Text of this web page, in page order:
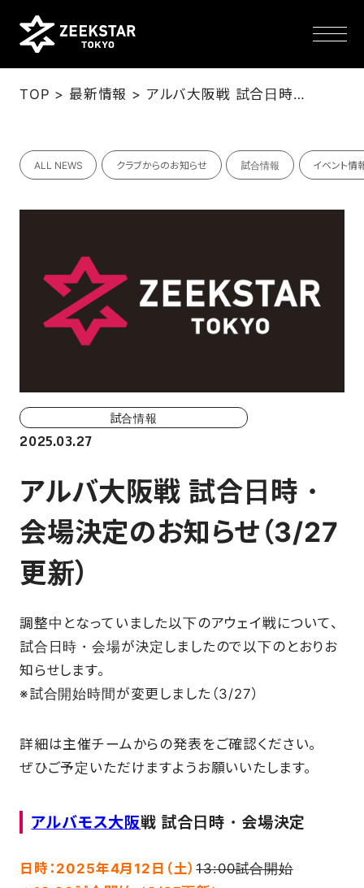
NEWS
TEAM
SCHEDULE
TICKET
会場（座席・価格表）
チケット購入方法
各座席について
観戦ガイド
FAN CLUB
マイページはこちら
CSR
SCHOOL
PARTNERS
TOP > 最新情報 > アルバ大阪戦 試合日時・会場決定のお知らせ（3/27更新）
試合情報
2025.03.27
アルバ大阪戦 試合日時・
会場決定のお知らせ（3/27
更新）
調整中となっていました以下のアウェイ戦について、
試合日時・会場が決定しましたので以下のとおりお
知らせします。
※試合開始時間が変更しました（3/27）
詳細は主催チームからの発表をご確認ください。
ぜひご予定いただけますようお願いいたします。
アルバモス大阪戦 試合日時・会場決定
日時：2025年4月12日（土）13:00試合開始
ALL NEWS クラブからのお知らせ 試合情報 イベント情